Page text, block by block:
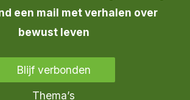
een mail met verhalen over
bewust leven
Blijf verbonden
Thema’s